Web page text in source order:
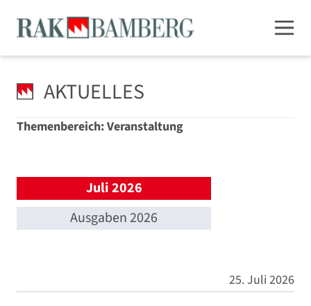
AKTUELLES
Themenbereich: Veranstaltung
Juli 2026
Ausgaben 2026
25. Juli 2026